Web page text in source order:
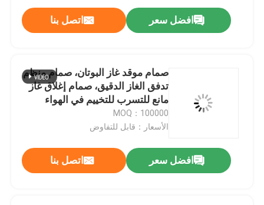
صمام الهباء الجوي المقنن
صمام رش الرغوة للحلاقة
صمام الرذاذ لتنظيف الرغوة
كيس الهباء على الصمام
افضل سعر اتصل بنا
صمام موقد غاز البوتان، صمام منظم
تدفق الغاز الدقيق، صمام إغلاق غاز
مانع للتسرب للتخييم في الهواء
الطلق وموقد البيوتان المحمول
للاستخدام اليومي للطهي
MOQ：100000
الأسعار：قابل للتفاوض
افضل سعر اتصل بنا